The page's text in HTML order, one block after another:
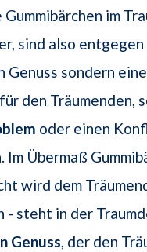
im
sind also
Genuss sondern eine
den Träumenden,
oder einen
Im Übermaß
wird dem
- steht in der
Genuss, der den